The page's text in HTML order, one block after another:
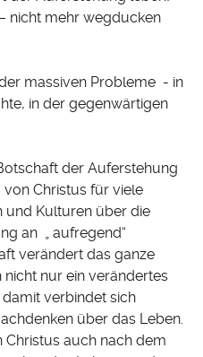
nicht mehr wegducken
massiven Probleme - in
in der gegenwärtigen
der Auferstehung
Christus für viele
und Kulturen über die
an „ aufregend“
verändert das ganze
nicht nur ein verändertes
verbindet sich
über das Leben.
Christus auch nach dem